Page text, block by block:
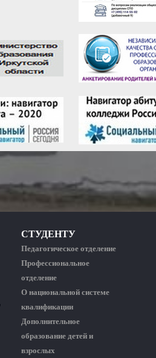
СТУДЕНТУ
Педагогическое отделение
Профессиональное
отделение
О национальной системе
квалификации
Дополнительное
образование детей и
взрослых